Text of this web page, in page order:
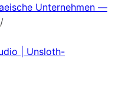
Unternehmen —
/
| Unsloth-